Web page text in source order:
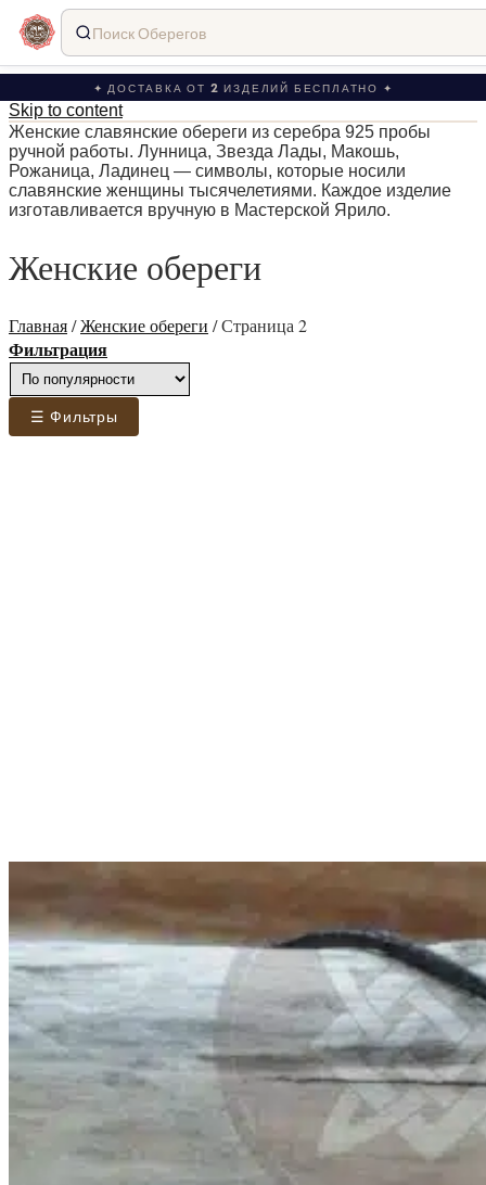
✦ ДОСТАВКА ОТ 2 ИЗДЕЛИЙ БЕСПЛАТНО ✦
Skip to content
Женские славянские обереги из серебра 925 пробы
ручной работы. Лунница, Звезда Лады, Макошь,
Рожаница, Ладинец — символы, которые носили
славянские женщины тысячелетиями. Каждое изделие
изготавливается вручную в Мастерской Ярило.
Женские обереги
Главная/Женские обереги /Страница 2
Фильтрация
☰ Фильтры
Поиск Оберегов